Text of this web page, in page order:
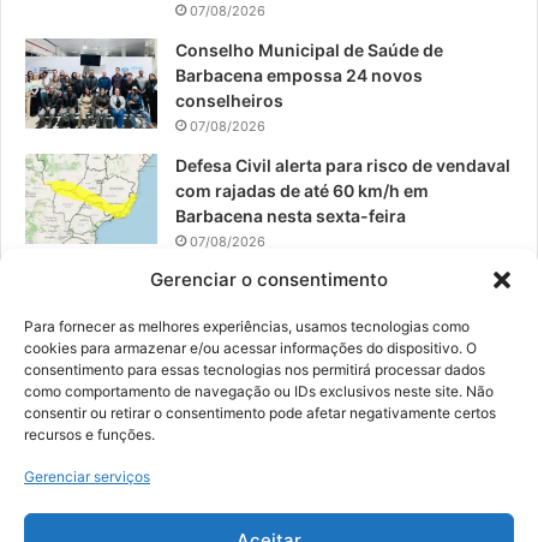
Gerenciar o consentimento
Para fornecer as melhores experiências, usamos tecnologias como
cookies para armazenar e/ou acessar informações do dispositivo. O
consentimento para essas tecnologias nos permitirá processar dados
como comportamento de navegação ou IDs exclusivos neste site. Não
consentir ou retirar o consentimento pode afetar negativamente certos
recursos e funções.
Gerenciar serviços
07/08/2026
Conselho Municipal de Saúde de
Barbacena empossa 24 novos
conselheiros
07/08/2026
Defesa Civil alerta para risco de vendaval
com rajadas de até 60 km/h em
Barbacena nesta sexta-feira
07/08/2026
EPCAR tem a melhor nota do IDEB no
06/08/2026
© 2026, Todos os direitos reservados | Desenvolvido por:
Digital Business| Hospedado por:NP Publicidade